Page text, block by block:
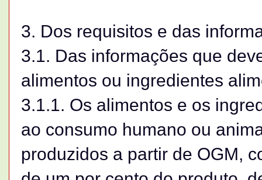
3. Dos requisitos e das
3.1. Das informações que
alimentos ou ingredientes
3.1.1. Os alimentos e os
ao consumo humano ou
produzidos a partir de OGM,